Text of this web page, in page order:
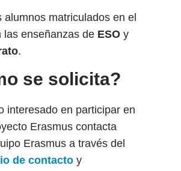
alumnos matriculados en el
las enseñanzas de ESO y
.
se solicita?
interesado en participar en
Erasmus contacta
Erasmus a través del
de contacto y